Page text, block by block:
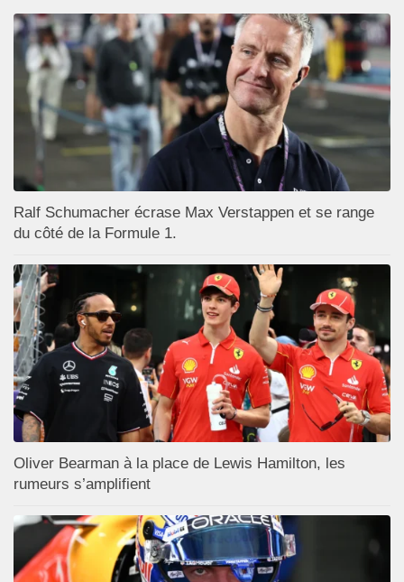
Ralf Schumacher écrase Max Verstappen et se range
du côté de la Formule 1.
Oliver Bearman à la place de Lewis Hamilton, les
rumeurs s’amplifient